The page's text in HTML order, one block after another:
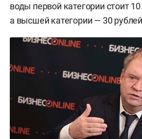
воды первой категории стоит
а высшей категории — 30